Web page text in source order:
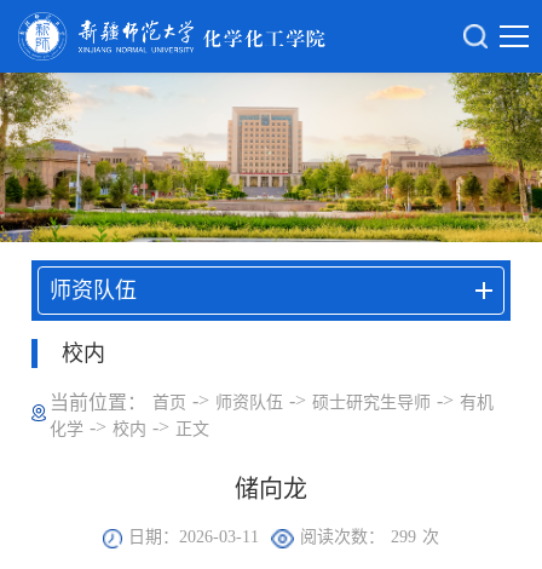
师资队伍
校内
当前位置： 首页 -> 师资队伍 -> 硕士研究生导师 -> 有机
化学 -> 校内 -> 正文
储向龙
日期：2026-03-11 阅读次数： 299 次